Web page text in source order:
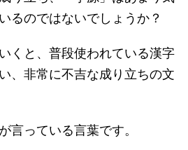
るのではないでしょうか？
くと、普段使われている漢字
、非常に不吉な成り立ちの文
言っている言葉です。